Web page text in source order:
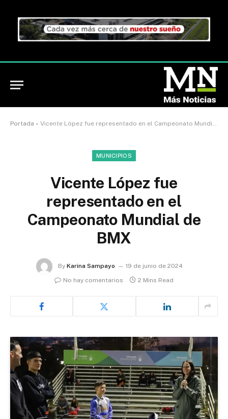
Portada » Vicente López fue representado en el Campeonato Mundial de BMX
MUNICIPIOS
Vicente López fue
representado en el
Campeonato Mundial de
BMX
By Karina Sampayo
19 de junio de 2024
No hay comentarios
2 Mins Read